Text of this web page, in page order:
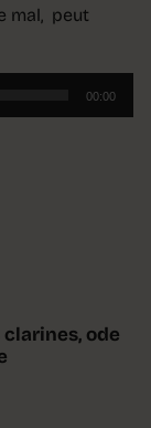
mal, peut
00:00
clarines, ode